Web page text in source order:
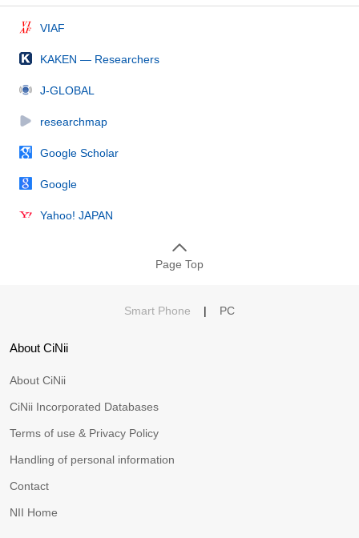
VIAF
KAKEN — Researchers
J-GLOBAL
researchmap
Google Scholar
Google
Yahoo! JAPAN
Page Top
Smart Phone | PC
About CiNii
About CiNii
CiNii Incorporated Databases
Terms of use & Privacy Policy
Handling of personal information
Contact
NII Home